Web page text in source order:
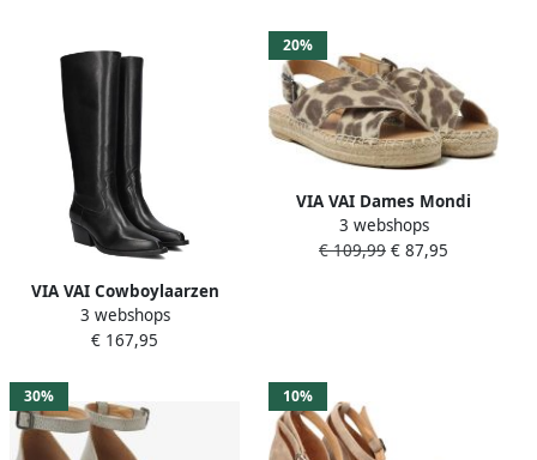
VIA VAI Cowboylaarzen
Dames Do Ashley Maat: 38
Materiaal: Leer Kleur: Zwart
3 webshops
€ 167,95
20%
VIA VAI Dames Mondi
Isabella Maat: 41 Materiaal:
Suède Kleur: Beige
3 webshops
€ 109,99 € 87,95
30% 10%